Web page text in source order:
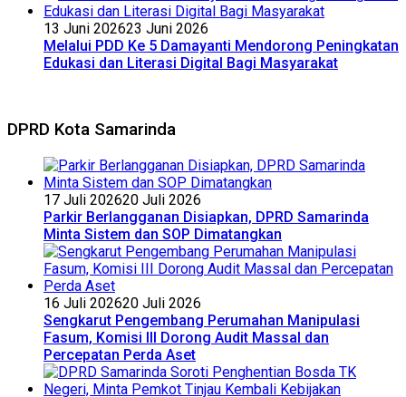
13 Juni 202623 Juni 2026
Melalui PDD Ke 5 Damayanti Mendorong Peningkatan
Edukasi dan Literasi Digital Bagi Masyarakat
DPRD Kota Samarinda
17 Juli 202620 Juli 2026
Parkir Berlangganan Disiapkan, DPRD Samarinda
Minta Sistem dan SOP Dimatangkan
16 Juli 202620 Juli 2026
Sengkarut Pengembang Perumahan Manipulasi
Fasum, Komisi III Dorong Audit Massal dan
Percepatan Perda Aset